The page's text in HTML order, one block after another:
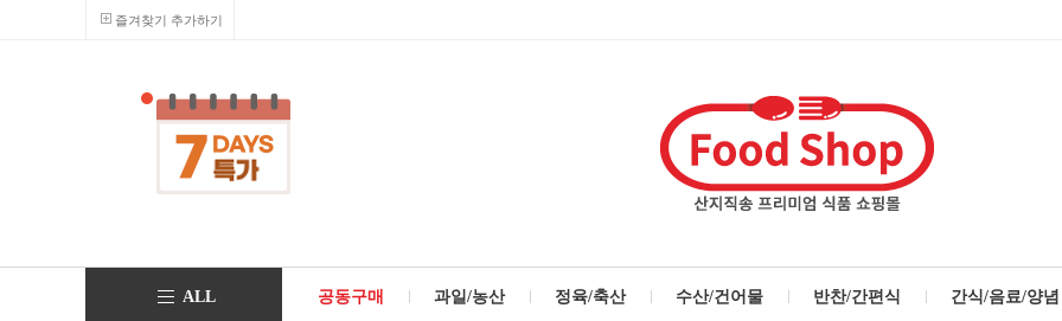
즐겨찾기 추가하기
ALL 공동구매 과일/농산 정육/축산 수산/건어물 반찬/간편식 간식/음료/양념